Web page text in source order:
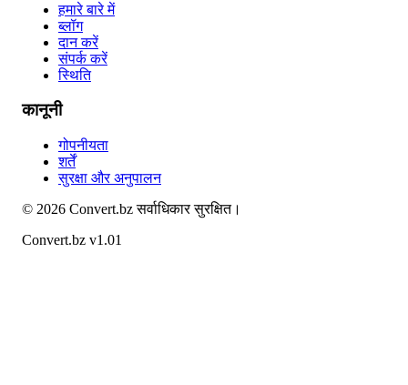
हमारे बारे में
ब्लॉग
दान करें
संपर्क करें
स्थिति
कानूनी
गोपनीयता
शर्तें
सुरक्षा और अनुपालन
© 2026 Convert.bzसर्वाधिकार सुरक्षित।
Convert.bz v1.01